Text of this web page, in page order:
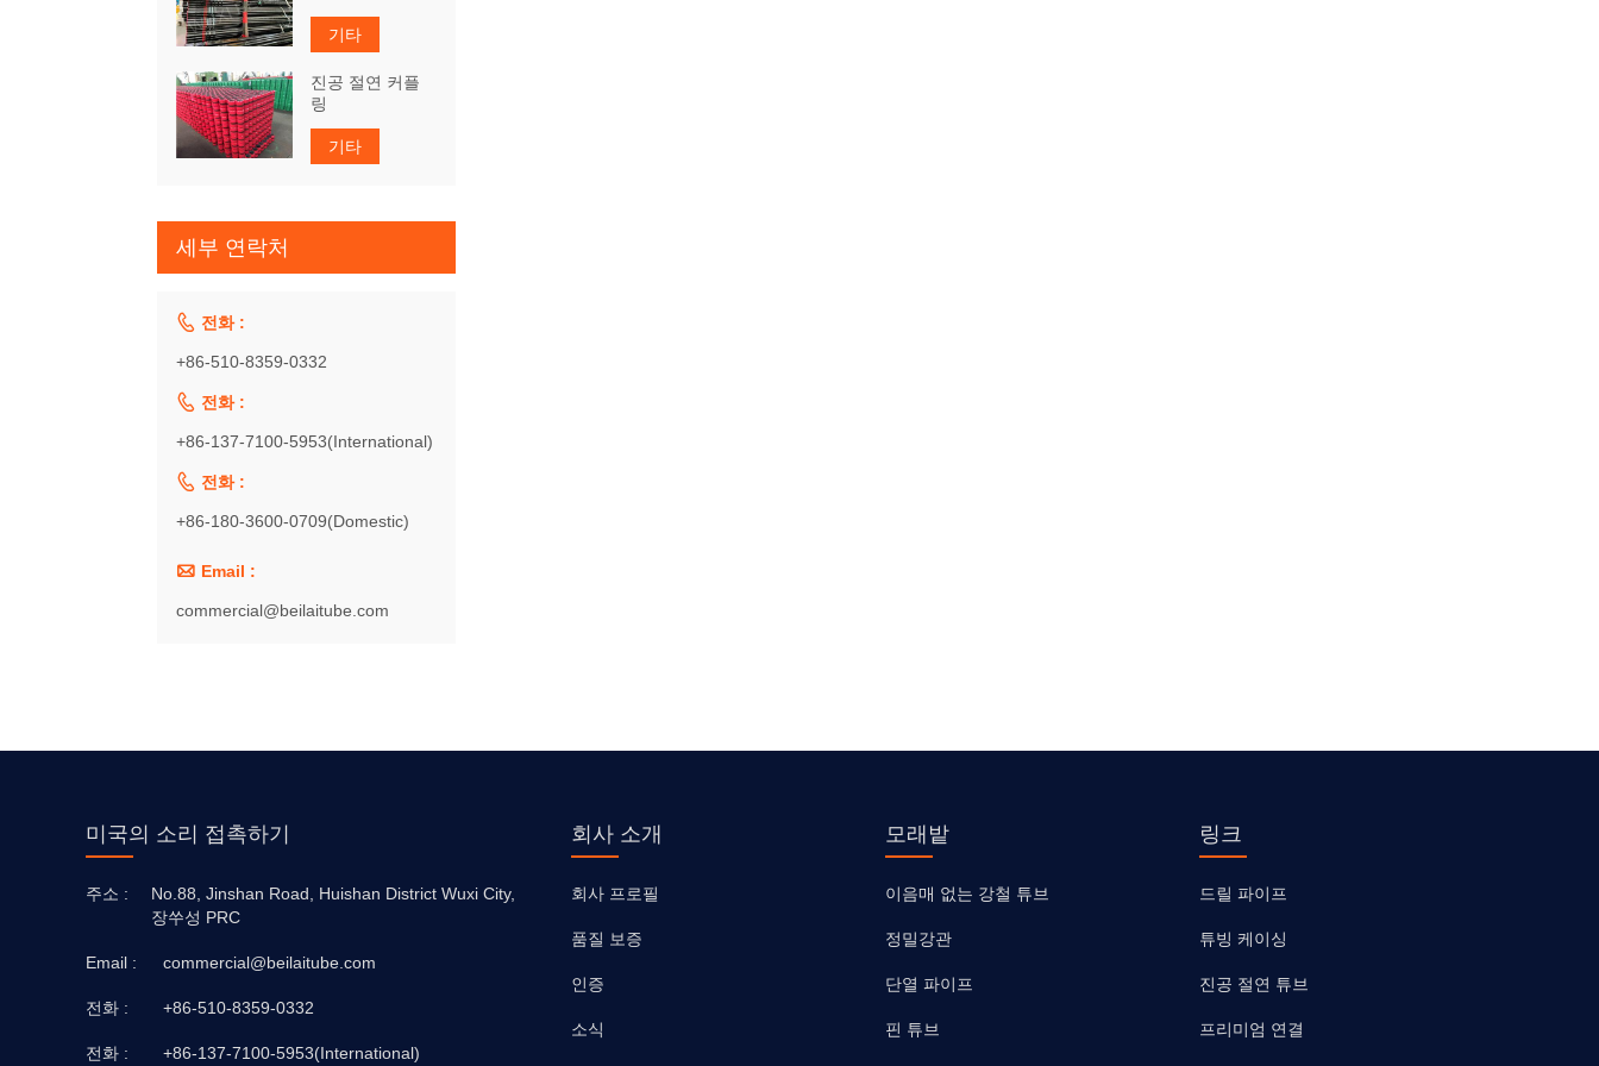
기타
진공 절연 커플
링
기타
세부 연락처
 전화 :
+86-510-8359-0332
 전화 :
+86-137-7100-5953(International)
 전화 :
+86-180-3600-0709(Domestic)
 Email :
commercial@beilaitube.com
미국의 소리 접촉하기
주소 :
No.88, Jinshan Road, Huishan District Wuxi City,
장쑤성 PRC
Email : commercial@beilaitube.com
전화 : +86-510-8359-0332
전화 : +86-137-7100-5953(International)
회사 소개
회사 프로필
품질 보증
인증
소식
모래밭
이음매 없는 강철 튜브
정밀강관
단열 파이프
핀 튜브
링크
드릴 파이프
튜빙 케이싱
진공 절연 튜브
프리미엄 연결